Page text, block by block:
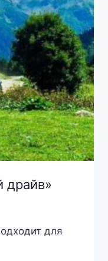
драйв»
для